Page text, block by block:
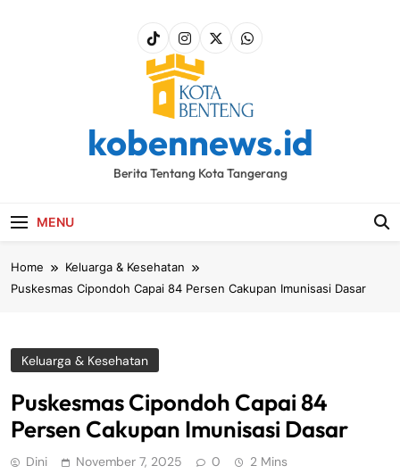
kobennews.id
Berita Tentang Kota Tangerang
MENU
Home
Keluarga & Kesehatan
Puskesmas Cipondoh Capai 84 Persen Cakupan Imunisasi Dasar
Keluarga & Kesehatan
Puskesmas Cipondoh Capai 84
Persen Cakupan Imunisasi Dasar
Dini November 7, 2025 0 2 Mins